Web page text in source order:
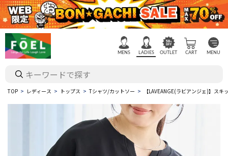
MENS LADIES OUTLET CART MENU
TOP レディース トップス Tシャツ/カットソー 【LAVEANGE(ラビアンジェ)】ス